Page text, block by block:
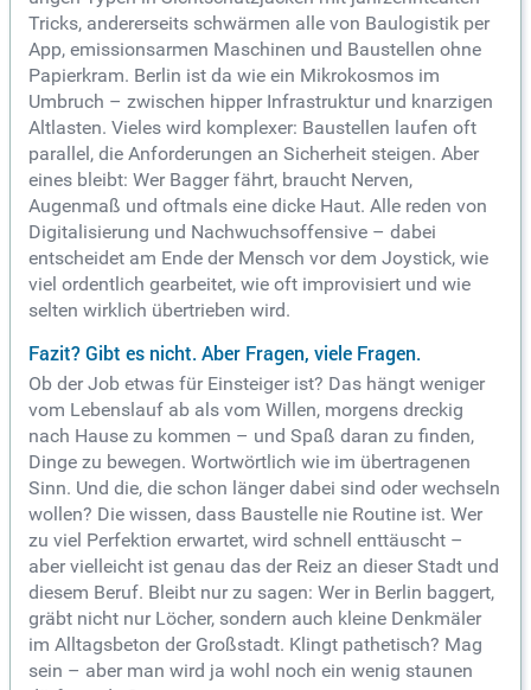
Tricks, andererseits schwärmen alle von Baulogistik per
App, emissionsarmen Maschinen und Baustellen ohne
Papierkram. Berlin ist da wie ein Mikrokosmos im
Umbruch – zwischen hipper Infrastruktur und knarzigen
Altlasten. Vieles wird komplexer: Baustellen laufen oft
parallel, die Anforderungen an Sicherheit steigen. Aber
eines bleibt: Wer Bagger fährt, braucht Nerven,
Augenmaß und oftmals eine dicke Haut. Alle reden von
Digitalisierung und Nachwuchsoffensive – dabei
entscheidet am Ende der Mensch vor dem Joystick, wie
viel ordentlich gearbeitet, wie oft improvisiert und wie
selten wirklich übertrieben wird.
Fazit? Gibt es nicht. Aber Fragen, viele Fragen.
Ob der Job etwas für Einsteiger ist? Das hängt weniger
vom Lebenslauf ab als vom Willen, morgens dreckig
nach Hause zu kommen – und Spaß daran zu finden,
Dinge zu bewegen. Wortwörtlich wie im übertragenen
Sinn. Und die, die schon länger dabei sind oder wechseln
wollen? Die wissen, dass Baustelle nie Routine ist. Wer
zu viel Perfektion erwartet, wird schnell enttäuscht –
aber vielleicht ist genau das der Reiz an dieser Stadt und
diesem Beruf. Bleibt nur zu sagen: Wer in Berlin baggert,
gräbt nicht nur Löcher, sondern auch kleine Denkmäler
im Alltagsbeton der Großstadt. Klingt pathetisch? Mag
sein – aber man wird ja wohl noch ein wenig staunen